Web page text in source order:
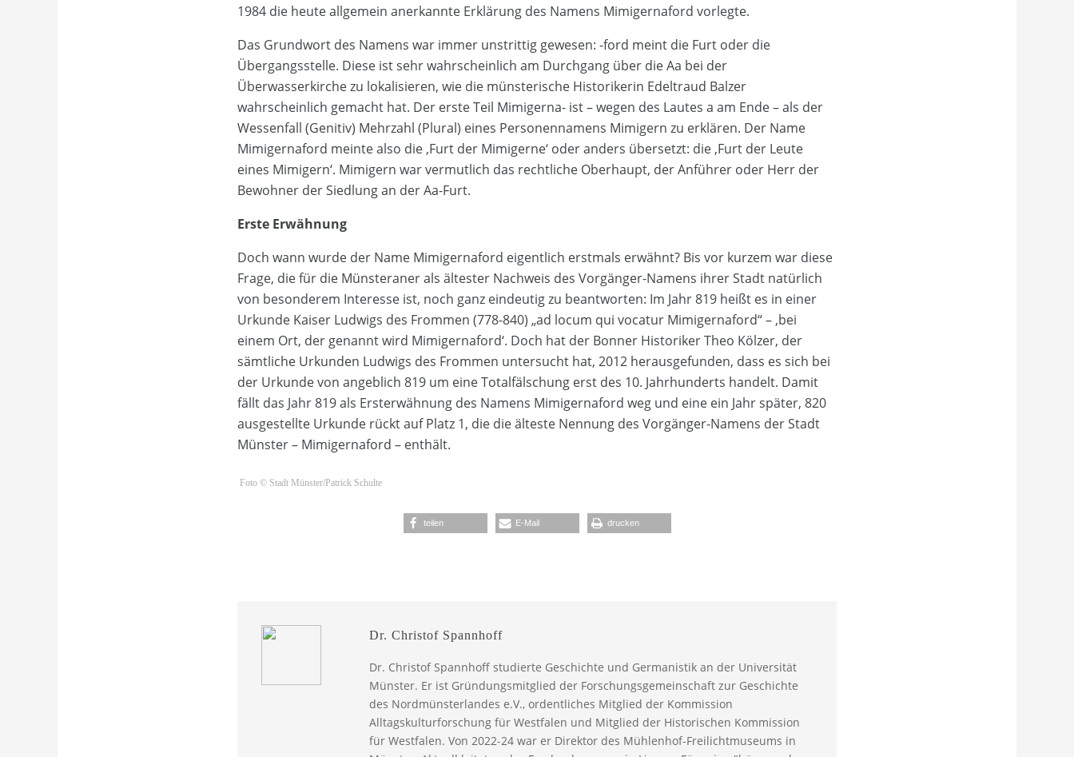
1984 die heute allgemein anerkannte Erklärung des Namens Mimigernaford vorlegte.
Das Grundwort des Namens war immer unstrittig gewesen: -ford meint die Furt oder die
Übergangsstelle. Diese ist sehr wahrscheinlich am Durchgang über die Aa bei der
Überwasserkirche zu lokalisieren, wie die münsterische Historikerin Edeltraud Balzer
wahrscheinlich gemacht hat. Der erste Teil Mimigerna- ist – wegen des Lautes a am Ende – als der
Wessenfall (Genitiv) Mehrzahl (Plural) eines Personennamens Mimigern zu erklären. Der Name
Mimigernaford meinte also die ‚Furt der Mimigerne‘ oder anders übersetzt: die ‚Furt der Leute
eines Mimigern‘. Mimigern war vermutlich das rechtliche Oberhaupt, der Anführer oder Herr der
Bewohner der Siedlung an der Aa-Furt.
Erste Erwähnung
Doch wann wurde der Name Mimigernaford eigentlich erstmals erwähnt? Bis vor kurzem war diese
Frage, die für die Münsteraner als ältester Nachweis des Vorgänger-Namens ihrer Stadt natürlich
von besonderem Interesse ist, noch ganz eindeutig zu beantworten: Im Jahr 819 heißt es in einer
Urkunde Kaiser Ludwigs des Frommen (778-840) „ad locum qui vocatur Mimigernaford“ – ‚bei
einem Ort, der genannt wird Mimigernaford‘. Doch hat der Bonner Historiker Theo Kölzer, der
sämtliche Urkunden Ludwigs des Frommen untersucht hat, 2012 herausgefunden, dass es sich bei
der Urkunde von angeblich 819 um eine Totalfälschung erst des 10. Jahrhunderts handelt. Damit
fällt das Jahr 819 als Ersterwähnung des Namens Mimigernaford weg und eine ein Jahr später, 820
ausgestellte Urkunde rückt auf Platz 1, die die älteste Nennung des Vorgänger-Namens der Stadt
Münster – Mimigernaford – enthält.
Foto © Stadt Münster/Patrick Schulte
teilen E-Mail drucken
Dr. Christof Spannhoff
Dr. Christof Spannhoff studierte Geschichte und Germanistik an der Universität
Münster. Er ist Gründungsmitglied der Forschungsgemeinschaft zur Geschichte
des Nordmünsterlandes e.V., ordentliches Mitglied der Kommission
Alltagskulturforschung für Westfalen und Mitglied der Historischen Kommission
für Westfalen. Von 2022-24 war er Direktor des Mühlenhof-Freilichtmuseums in